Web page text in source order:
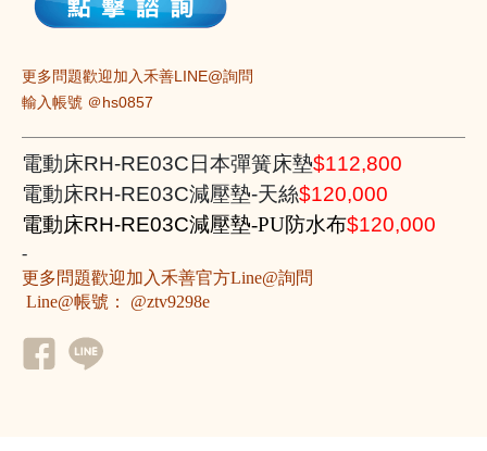
更多問題歡迎加入禾善LINE@詢問
輸入帳號 ＠hs0857
電動床RH-RE03C 日本彈簧床墊$112,800
電動床RH-RE03C減壓墊-天絲$120,000
電動床RH-RE03C減壓墊-PU防水布$120,000
-
更多問題歡迎加入禾善官方Line@詢問
Line@帳號： @ztv9298e